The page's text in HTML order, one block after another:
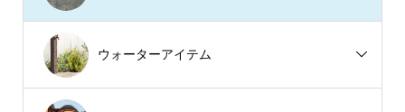
ウォーターアイテム